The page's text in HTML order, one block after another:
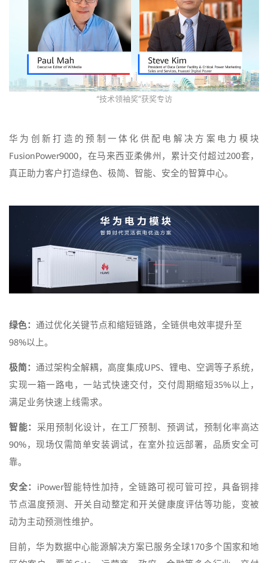
“技术领袖奖”获奖专访
华为创新打造的预制一体化供配电解决方案电力模块
FusionPower9000，在马来西亚柔佛州，累计交付超过200套，
真正助力客户打造绿色、极简、智能、安全的智算中心。
绿色： 通过优化关键节点和缩短链路，全链供电效率提升至
98%以上。
极简：通过架构全解耦，高度集成UPS、锂电、空调等子系统，
实现一箱一路电，一站式快速交付，交付周期缩短35%以上，
满足业务快速上线需求。
智能： 采用预制化设计，在工厂预制、预调试，预制化率高达
90%，现场仅需简单安装调试，在室外拉远部署，品质安全可
靠。
安全： iPower智能特性加持，全链路可视可管可控，具备铜排
节点温度预测、开关自动整定和开关健康度评估等功能，变被
动为主动预测性维护。
目前，华为数据中心能源解决方案已服务全球170多个国家和地